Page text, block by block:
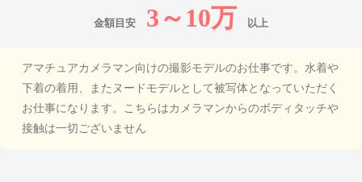
金額目安 3～10万 以上
アマチュアカメラマン向けの撮影モデルのお仕事です。 水着や
下着の着用、またヌードモデルとして被写体となっていただく
お仕事になります。
こちらはカメラマンからのボディタッチや
接触は一切ございません